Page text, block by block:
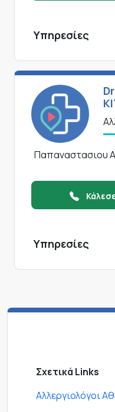
Υπηρεσίες
Παπαναστασιου
Υπηρεσίες
Σχετικά Links
Αλλεργιολόγοι